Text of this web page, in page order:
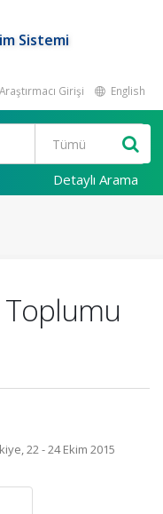
Sistemi
Araştırmacı Girişi English
Detaylı Arama
Toplumu
22 - 24 Ekim 2015